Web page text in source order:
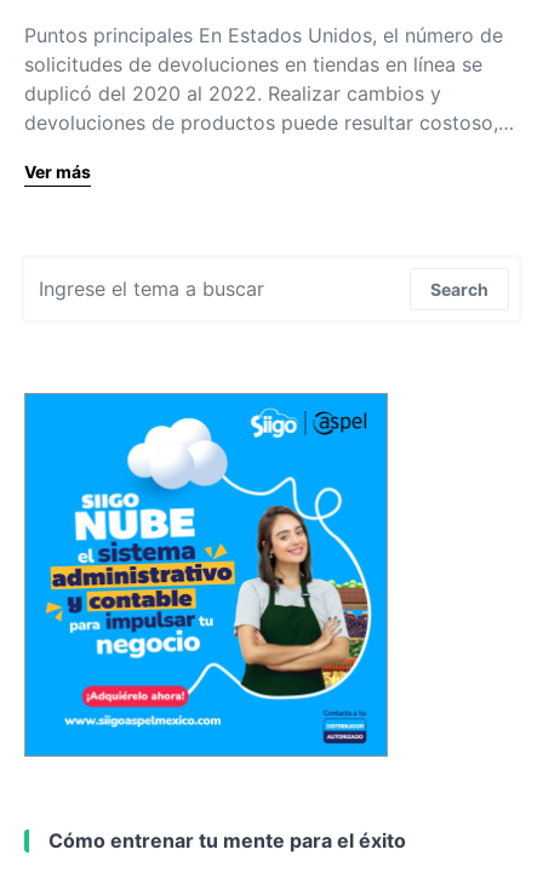
Puntos principales En Estados Unidos, el número de
solicitudes de devoluciones en tiendas en línea se
duplicó del 2020 al 2022. Realizar cambios y
devoluciones de productos puede resultar costoso,…
Ver más
Search
Cómo entrenar tu mente para el éxito